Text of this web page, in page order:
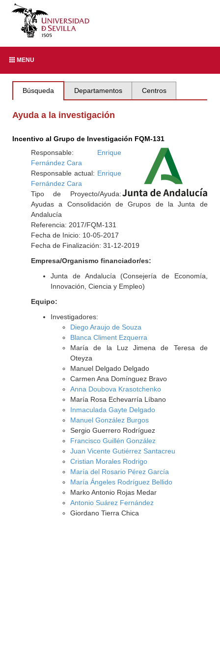
MENU
Búsqueda Departamentos Centros
Ayuda a la investigación
Incentivo al Grupo de Investigación FQM-131
Responsable: Enrique
Fernández Cara
Responsable actual: Enrique
Fernández Cara
Tipo de Proyecto/Ayuda:
Ayudas a Consolidación de Grupos de la Junta de
Andalucía
Referencia: 2017/FQM-131
Fecha de Inicio: 10-05-2017
Fecha de Finalización: 31-12-2019
Empresa/Organismo financiador/es:
Junta de Andalucía (Consejería de Economía,
Innovación, Ciencia y Empleo)
Equipo:
Investigadores:
Diego Araujo de Souza
Blanca Climent Ezquerra
María de la Luz Jimena de Teresa de
Oteyza
Manuel Delgado Delgado
Carmen Ana Domínguez Bravo
Anna Doubova Krasotchenko
María Rosa Echevarría Líbano
Inmaculada Gayte Delgado
Manuel González Burgos
Sergio Guerrero Rodríguez
Francisco Guillén González
Juan Vicente Gutiérrez Santacreu
Cristian Morales Rodrigo
María del Rosario Pérez García
María Ángeles Rodríguez Bellido
Marko Antonio Rojas Medar
Antonio Suárez Fernández
Giordano Tierra Chica